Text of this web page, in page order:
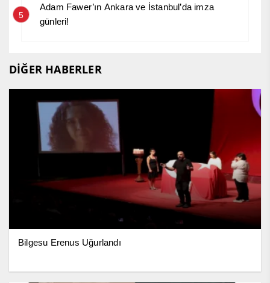
5
Adam Fawer’ın Ankara ve İstanbul’da imza
günleri!
DİĞER HABERLER
Bilgesu Erenus Uğurlandı